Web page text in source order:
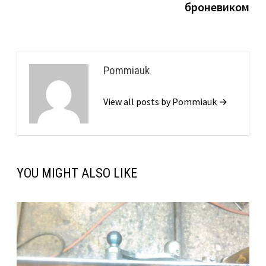
броневиком
Pommiauk
View all posts by Pommiauk →
YOU MIGHT ALSO LIKE